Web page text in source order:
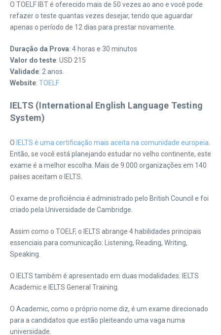
O TOELF IBT é oferecido mais de 50 vezes ao ano e você pode
refazer o teste quantas vezes desejar, tendo que aguardar
apenas o período de 12 dias para prestar novamente.
Duração da Prova: 4 horas e 30 minutos
Valor do teste: USD 215
Validade: 2 anos.
Website: TOELF
IELTS (International English Language Testing
System)
O IELTS é uma certificação mais aceita na comunidade europeia
Então, se você está planejando estudar no velho continente, este
exame é a melhor escolha. Mais de 9.000 organizações em 140
países aceitam o IELTS.
O exame de proficiência é administrado pelo British Council e foi
criado pela Universidade de Cambridge.
Assim como o TOELF, o IELTS abrange 4 habilidades principais
essenciais para comunicação: Listening, Reading, Writing,
Speaking.
O IELTS também é apresentado em duas modalidades: IELTS
Academic e IELTS General Training.
O Academic, como o próprio nome diz, é um exame direcionado
para a candidatos que estão pleiteando uma vaga numa
universidade.